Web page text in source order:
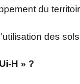
du
des
H » ?